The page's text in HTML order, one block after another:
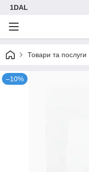
1DAL
Товари та послуги
–10%